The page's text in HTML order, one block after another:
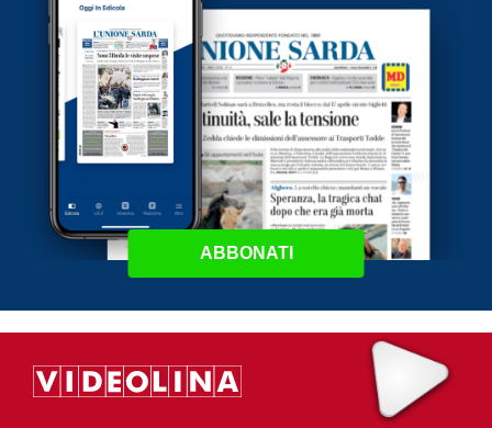
ABBONATI